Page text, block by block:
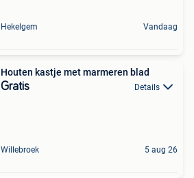
Hekelgem Vandaag
Houten kastje met marmeren blad
Gratis Details
Willebroek 5 aug 26